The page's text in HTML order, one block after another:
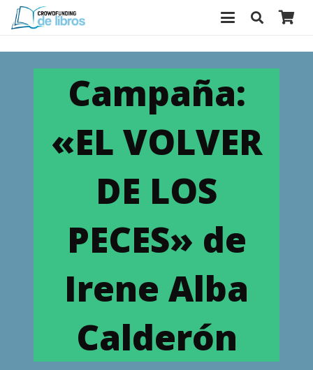
Campaña:
«EL VOLVER
DE LOS
PECES» de
Irene Alba
Calderón